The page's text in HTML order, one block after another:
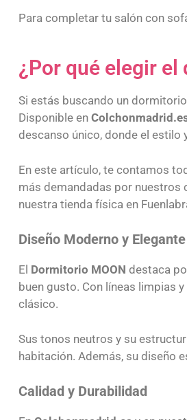
Para completar tu salón con
¿Por qué elegir
Si estás buscando un
Disponible en
descanso único, donde el estilo
En este artículo, te contamos
más demandadas por nuestros
nuestra tienda física en
Diseño Moderno y Elegante
El Dormitorio MOON destaca
buen gusto. Con líneas limpias
clásico.
Sus tonos neutros y su
habitación. Además, su diseño
Calidad y Durabilidad